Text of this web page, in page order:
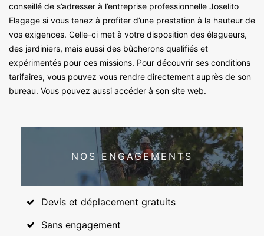
conseillé de s’adresser à l’entreprise professionnelle Joselito
Elagage si vous tenez à profiter d’une prestation à la hauteur de
vos exigences. Celle-ci met à votre disposition des élagueurs,
des jardiniers, mais aussi des bûcherons qualifiés et
expérimentés pour ces missions. Pour découvrir ses conditions
tarifaires, vous pouvez vous rendre directement auprès de son
bureau. Vous pouvez aussi accéder à son site web.
NOS ENGAGEMENTS
Devis et déplacement gratuits
Sans engagement